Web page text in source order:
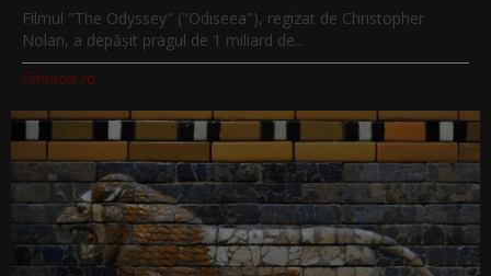
Filmul "The Odyssey" ("Odiseea"), regizat de Christopher
Nolan, a depăşit pragul de 1 miliard de...
Filmnow.ro